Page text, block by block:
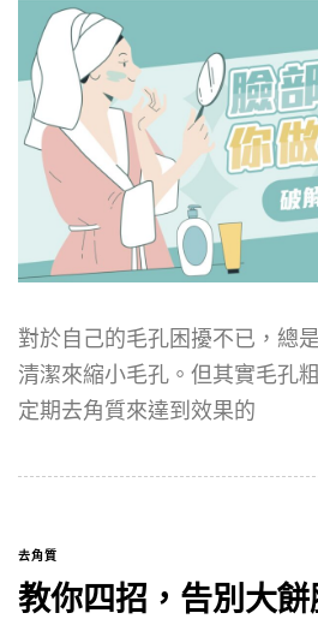
對於自己的毛孔困擾不已，總
清潔來縮小毛孔。但其實毛孔
定期去角質來達到效果的
去角質
教你四招，告別大